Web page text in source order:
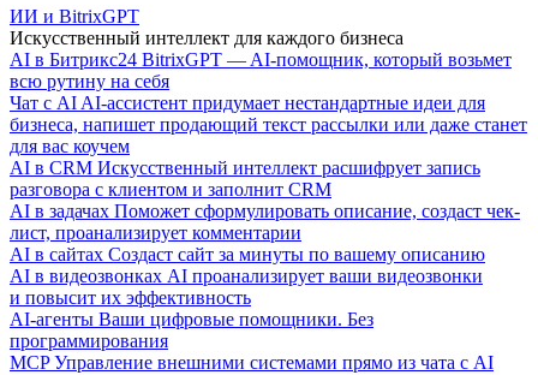
ИИ и BitrixGPT
Искусственный интеллект для каждого бизнеса
AI в Битрикс24 BitrixGPT — AI-помощник, который возьмет
всю рутину на себя
Чат с AI AI-ассистент придумает нестандартные идеи для
бизнеса, напишет продающий текст рассылки или даже станет
для вас коучем
AI в CRM Искусственный интеллект расшифрует запись
разговора с клиентом и заполнит CRM
AI в задачах Поможет сформулировать описание, создаст чек-
лист, проанализирует комментарии
AI в сайтах Создаст сайт за минуты по вашему описанию
AI в видеозвонках AI проанализирует ваши видеозвонки
и повысит их эффективность
AI-агенты Ваши цифровые помощники. Без
программирования
MCP Управление внешними системами прямо из чата с AI